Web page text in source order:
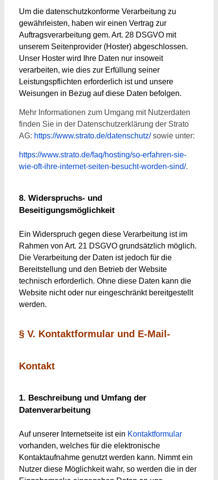
Um die datenschutzkonforme Verarbeitung zu
gewährleisten, haben wir einen Vertrag zur
Auftragsverarbeitung gem. Art. 28 DSGVO mit
unserem Seitenprovider (Hoster) abgeschlossen.
Unser Hoster wird Ihre Daten nur insoweit
verarbeiten, wie dies zur Erfüllung seiner
Leistungspflichten erforderlich ist und unsere
Weisungen in Bezug auf diese Daten befolgen.
Mehr Informationen zum Umgang mit Nutzerdaten
finden Sie in der Datenschutzerklärung der Strato
AG: https://www.strato.de/datenschutz/sowie unter:
https://www.strato.de/faq/hosting/so-erfahren-sie-
wie-oft-ihre-internet-seiten-besucht-worden-sind/.
8. Widerspruchs- und
Beseitigungsmöglichkeit
Ein Widerspruch gegen diese Verarbeitung ist im
Rahmen von Art. 21 DSGVO grundsätzlich möglich.
Die Verarbeitung der Daten ist jedoch für die
Bereitstellung und den Betrieb der Website
technisch erforderlich. Ohne diese Daten kann die
Website nicht oder nur eingeschränkt bereitgestellt
werden.
§ V. Kontaktformular und E-Mail-
Kontakt
1. Beschreibung und Umfang der
Datenverarbeitung
Auf unserer Internetseite ist ein Kontaktformular
vorhanden, welches für die elektronische
Kontaktaufnahme genutzt werden kann. Nimmt ein
Nutzer diese Möglichkeit wahr, so werden die in der